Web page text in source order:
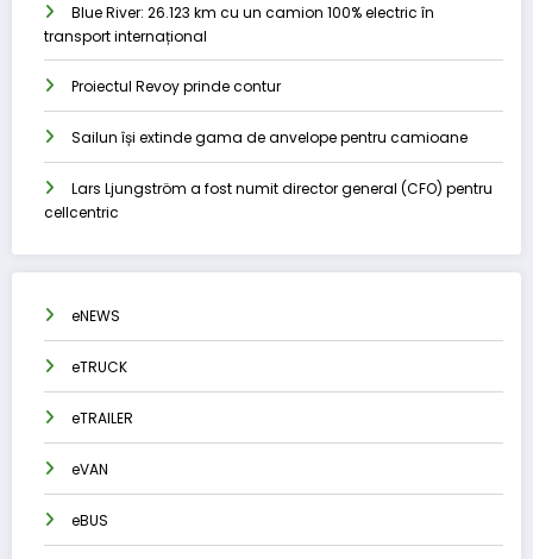
Blue River: 26.123 km cu un camion 100% electric în
transport internațional
Proiectul Revoy prinde contur
Sailun își extinde gama de anvelope pentru camioane
Lars Ljungström a fost numit director general (CFO) pentru
cellcentric
eNEWS
eTRUCK
eTRAILER
eVAN
eBUS